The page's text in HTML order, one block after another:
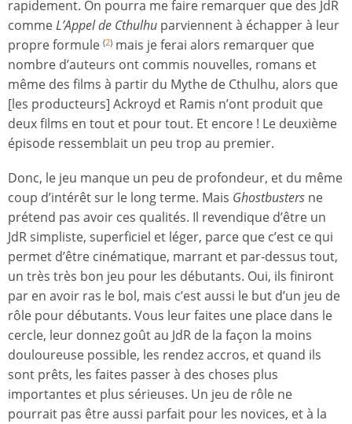
rapidement. On pourra me faire remarquer que des JdR
commeL’Appel de Cthulhu parviennent à échapper à leur
propre formule (2) mais je ferai alors remarquer que
nombre d’auteurs ont commis nouvelles, romans et
même des films à partir du Mythe de Cthulhu, alors que
[les producteurs] Ackroyd et Ramis n’ont produit que
deux films en tout et pour tout. Et encore ! Le deuxième
épisode ressemblait un peu trop au premier.
Donc, le jeu manque un peu de profondeur, et du même
coup d’intérêt sur le long terme. Mais Ghostbusters ne
prétend pas avoir ces qualités. Il revendique d’être un
JdR simpliste, superficiel et léger, parce que c’est ce qui
permet d’être cinématique, marrant et par-dessus tout,
un très très bon jeu pour les débutants. Oui, ils finiront
par en avoir ras le bol, mais c’est aussi le but d’un jeu de
rôle pour débutants. Vous leur faites une place dans le
cercle, leur donnez goût au JdR de la façon la moins
douloureuse possible, les rendez accros, et quand ils
sont prêts, les faites passer à des choses plus
importantes et plus sérieuses. Un jeu de rôle ne
pourrait pas être aussi parfait pour les novices, et à la